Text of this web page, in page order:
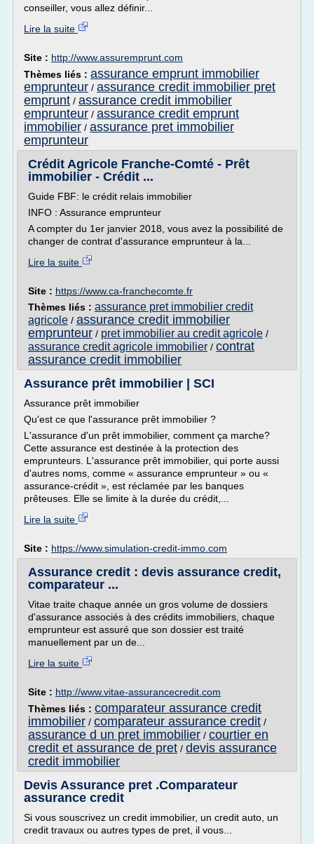
conseiller, vous allez définir...
Lire la suite
Site : http://www.assuremprunt.com
Thèmes liés : assurance emprunt immobilier
emprunteur / assurance credit immobilier pret
emprunt / assurance credit immobilier
emprunteur / assurance credit emprunt
immobilier / assurance pret immobilier
emprunteur
Crédit Agricole Franche-Comté - Prêt
immobilier - Crédit ...
Guide FBF: le crédit relais immobilier
INFO : Assurance emprunteur
A compter du 1er janvier 2018, vous avez la possibilité de
changer de contrat d'assurance emprunteur à la...
Lire la suite
Site : https://www.ca-franchecomte.fr
Thèmes liés : assurance pret immobilier credit
agricole / assurance credit immobilier
emprunteur / pret immobilier au credit agricole /
assurance credit agricole immobilier / contrat
assurance credit immobilier
Assurance prêt immobilier | SCI
Assurance prêt immobilier
Qu'est ce que l'assurance prêt immobilier ?
L'assurance d'un prêt immobilier, comment ça marche?
Cette assurance est destinée à la protection des
emprunteurs. L'assurance prêt immobilier, qui porte aussi
d'autres noms, comme « assurance emprunteur » ou «
assurance-crédit », est réclamée par les banques
prêteuses. Elle se limite à la durée du crédit,...
Lire la suite
Site : https://www.simulation-credit-immo.com
Assurance credit : devis assurance credit,
comparateur ...
Vitae traite chaque année un gros volume de dossiers
d'assurance associés à des crédits immobiliers, chaque
emprunteur est assuré que son dossier est traité
manuellement par un de...
Lire la suite
Site : http://www.vitae-assurancecredit.com
Thèmes liés : comparateur assurance credit
immobilier / comparateur assurance credit /
assurance d un pret immobilier / courtier en
credit et assurance de pret / devis assurance
credit immobilier
Devis Assurance pret .Comparateur
assurance credit
Si vous souscrivez un credit immobilier, un credit auto, un
credit travaux ou autres types de pret, il vous...